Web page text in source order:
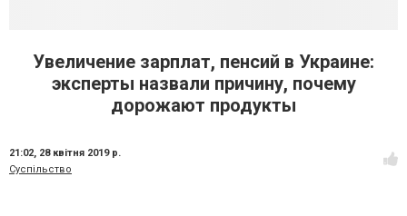
Увеличение зарплат, пенсий в Украине:
эксперты назвали причину, почему
дорожают продукты
21:02, 28 квітня 2019 р.
Суспільство